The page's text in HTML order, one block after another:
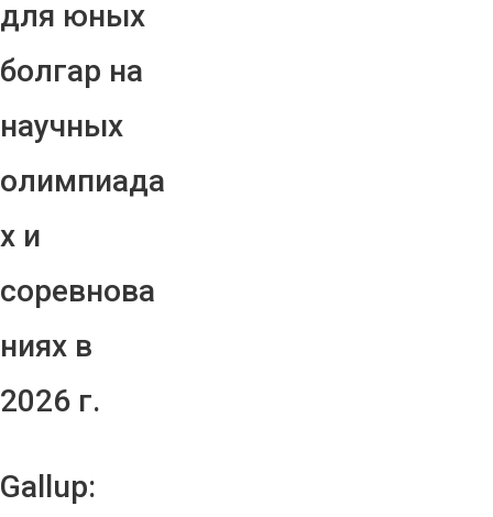
для юных
болгар на
научных
олимпиада
х и
соревнова
ниях в
2026 г.
Gallup: